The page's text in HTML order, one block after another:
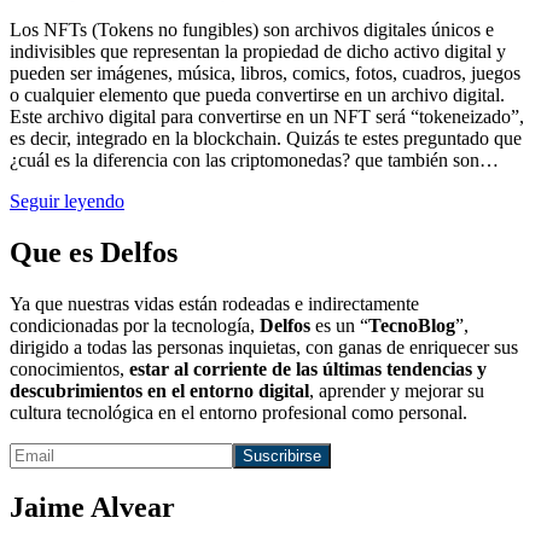
Los NFTs (Tokens no fungibles) son archivos digitales únicos e
indivisibles que representan la propiedad de dicho activo digital y
pueden ser imágenes, música, libros, comics, fotos, cuadros, juegos
o cualquier elemento que pueda convertirse en un archivo digital.
Este archivo digital para convertirse en un NFT será “tokeneizado”,
es decir, integrado en la blockchain. Quizás te estes preguntado que
¿cuál es la diferencia con las criptomonedas? que también son…
Seguir leyendo
Que es Delfos
Ya que nuestras vidas están rodeadas e indirectamente
condicionadas por la tecnología, Delfos es un “TecnoBlog”,
dirigido a todas las personas inquietas, con ganas de enriquecer sus
conocimientos, estar al corriente de las últimas tendencias y
descubrimientos en el entorno digital, aprender y mejorar su
cultura tecnológica en el entorno profesional como personal.
Jaime Alvear